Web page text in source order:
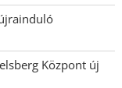
Központ új